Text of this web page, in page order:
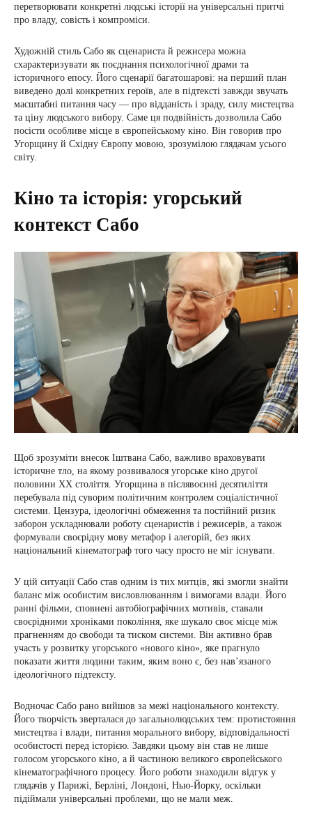
перетворювати конкретні людські історії на універсальні притчі
про владу, совість і компроміси.
Художній стиль Сабо як сценариста й режисера можна
схарактеризувати як поєднання психологічної драми та
історичного епосу. Його сценарії багатошарові: на перший план
виведено долі конкретних героїв, але в підтексті завжди звучать
масштабні питання часу — про відданість і зраду, силу мистецтва
та ціну людського вибору. Саме ця подвійність дозволила Сабо
посісти особливе місце в європейському кіно. Він говорив про
Угорщину й Східну Європу мовою, зрозумілою глядачам усього
світу.
Кіно та історія: угорський
контекст Сабо
Щоб зрозуміти внесок Іштвана Сабо, важливо враховувати
історичне тло, на якому розвивалося угорське кіно другої
половини XX століття. Угорщина в післявоєнні десятиліття
перебувала під суворим політичним контролем соціалістичної
системи. Цензура, ідеологічні обмеження та постійний ризик
заборон ускладнювали роботу сценаристів і режисерів, а також
формували своєрідну мову метафор і алегорій, без яких
національний кінематограф того часу просто не міг існувати.
У цій ситуації Сабо став одним із тих митців, які змогли знайти
баланс між особистим висловлюванням і вимогами влади. Його
ранні фільми, сповнені автобіографічних мотивів, ставали
своєрідними хроніками покоління, яке шукало своє місце між
прагненням до свободи та тиском системи. Він активно брав
участь у розвитку угорського «нового кіно», яке прагнуло
показати життя людини таким, яким воно є, без нав’язаного
ідеологічного підтексту.
Водночас Сабо рано вийшов за межі національного контексту.
Його творчість зверталася до загальнолюдських тем: протистояння
мистецтва і влади, питання морального вибору, відповідальності
особистості перед історією. Завдяки цьому він став не лише
голосом угорського кіно, а й частиною великого європейського
кінематографічного процесу. Його роботи знаходили відгук у
глядачів у Парижі, Берліні, Лондоні, Нью-Йорку, оскільки
підіймали універсальні проблеми, що не мали меж.